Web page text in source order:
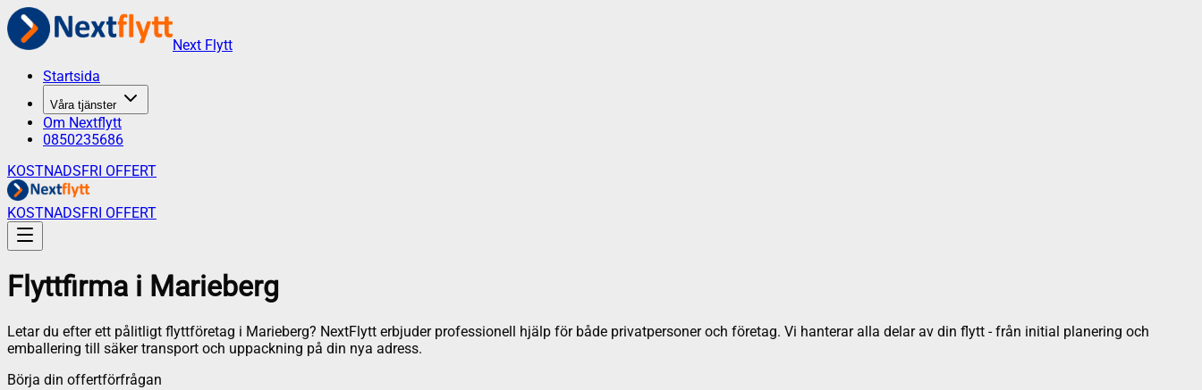
Next Flytt
Startsida
Våra tjänster
Om Nextflytt
0850235686
KOSTNADSFRI OFFERT
KOSTNADSFRI OFFERT
Flyttfirma i Marieberg
Letar du efter ett pålitligt flyttföretag i Marieberg? NextFlytt erbjuder professionell hjälp för både privatpersoner och företag. Vi hanterar alla delar av din flytt - från initial planering och
emballering till säker transport och uppackning på din nya adress.
Börja din offertförfrågan